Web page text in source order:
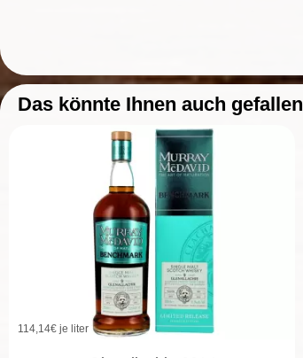
Das könnte Ihnen auch gefallen
114,14€ je liter